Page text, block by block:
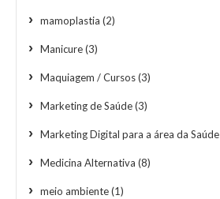
mamoplastia (2)
Manicure(3)
Maquiagem / Cursos(3)
Marketing de Saúde(3)
Marketing Digital para a área da Saúde
Medicina Alternativa (8)
meio ambiente(1)